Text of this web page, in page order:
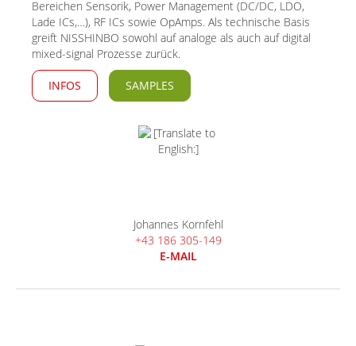
Bereichen Sensorik, Power Management (DC/DC, LDO,
Lade ICs,…), RF ICs sowie OpAmps. Als technische Basis
greift NISSHINBO sowohl auf analoge als auch auf digital
mixed-signal Prozesse zurück.
INFOS SAMPLES
Johannes Kornfehl
+43 186 305-149
E-MAIL